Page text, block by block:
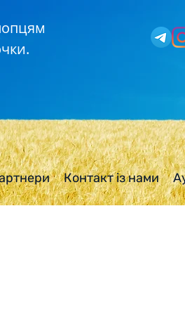
Контакт із нами